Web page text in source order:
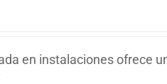
en instalaciones ofrece